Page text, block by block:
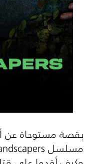
بقصة مستوحاة عن
مسلسل